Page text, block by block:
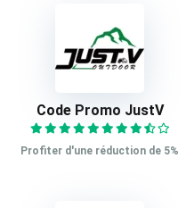
Code Promo JustV
Profiter d'une réduction de 5%